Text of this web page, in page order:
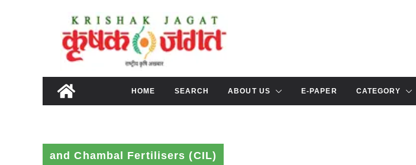
content
HOME SEARCH ABOUT US E-PAPER CATEGORY
and Chambal Fertilisers (CIL)